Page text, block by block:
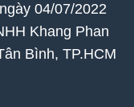
04/07/2022
Khang Phan
Bình, TP.HCM